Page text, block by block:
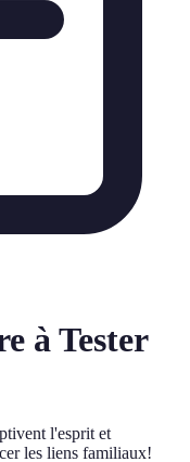
à Tester
l'esprit et
les liens familiaux!